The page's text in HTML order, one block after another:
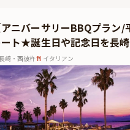
ニバーサリーBBQプラン
ト★誕生日や記念日を長
崎・西彼杵 イタリアン